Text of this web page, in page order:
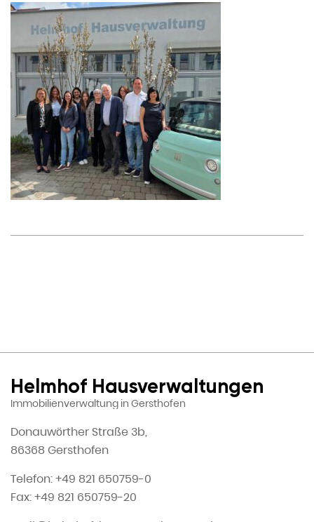
Helmhof Hausverwaltungen
Immobilienverwaltung in Gersthofen
Donauwörther Straße 3b,
86368 Gersthofen
Telefon: +49 821 650759-0
Fax: +49 821 650759-20